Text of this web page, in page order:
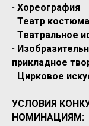
- Хореография
- Театр
- Театральное
-
прикладное
- Цирковое
УСЛОВИЯ
НОМИНАЦИЯМ: